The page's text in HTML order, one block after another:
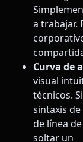
a trabajar.
Curva de
visual
técnicos.
sintaxis
de línea
soltar un